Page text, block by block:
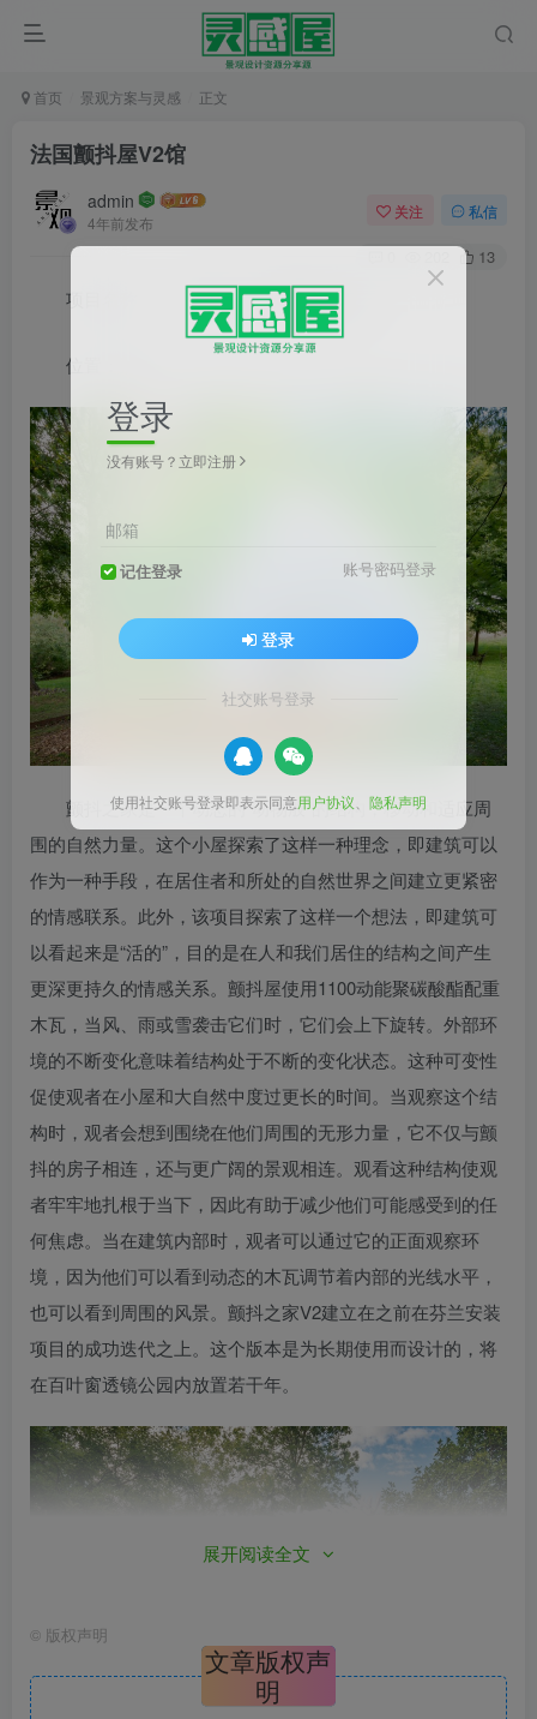
首页 景观方案与灵感 正文
法国颤抖屋V2馆
admin
4年前发布
关注 私信
13
项目名称： 法国 颤抖屋V2馆
位置：法国
颤抖之家是一个动态的“动物般”的结构，移动和适应周
围的自然力量。这个小屋探索了这样一种理念，即建筑可以
作为一种手段，在居住者和所处的自然世界之间建立更紧密
的情感联系。此外，该项目探索了这样一个想法，即建筑可
以看起来是“活的”，目的是在人和我们居住的结构之间产生
更深更持久的情感关系。颤抖屋使用1100动能聚碳酸酯配重
木瓦，当风、雨或雪袭击它们时，它们会上下旋转。外部环
境的不断变化意味着结构处于不断的变化状态。这种可变性
促使观者在小屋和大自然中度过更长的时间。当观察这个结
构时，观者会想到围绕在他们周围的无形力量，它不仅与颤
抖的房子相连，还与更广阔的景观相连。观看这种结构使观
者牢牢地扎根于当下，因此有助于减少他们可能感受到的任
何焦虑。当在建筑内部时，观者可以通过它的正面观察环
境，因为他们可以看到动态的木瓦调节着内部的光线水平，
也可以看到周围的风景。颤抖之家V2建立在之前在芬兰安装
项目的成功迭代之上。这个版本是为长期使用而设计的，将
在百叶窗透镜公园内放置若干年。
展开阅读全文
© 版权声明
文章版权声
明
登录
没有账号？立即注册
邮箱
记住登录 账号密码登录
登录
社交账号登录
使用社交账号登录即表示同意用户协议 隐私声明